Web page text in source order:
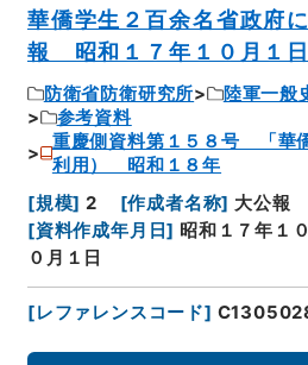
華僑学生２百余名省政府
報 昭和１７年１０月１日
防衛省防衛研究所 陸軍一般
参考資料
重慶側資料第１５８号 「華
利用） 昭和１８年
[規模] 2 [作成者名称] 大公報
[資料作成年月日] 昭和１７年１
０月１日
[レファレンスコード]